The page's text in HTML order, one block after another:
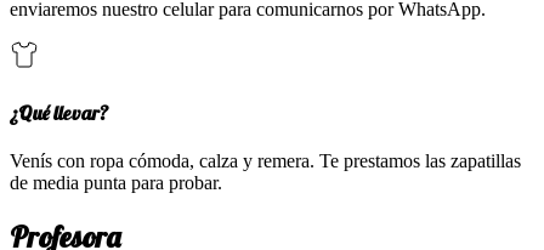
enviaremos nuestro celular para comunicarnos por WhatsApp.
¿Qué llevar?
Venís con ropa cómoda, calza y remera. Te prestamos las zapatillas
de media punta para probar.
Profesora